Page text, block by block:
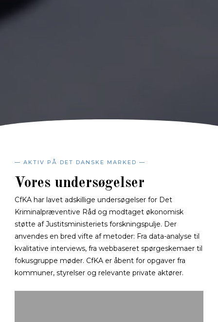
— AKTIV PÅ DET DANSKE MARKED —
Vores undersøgelser
CfKA har lavet adskillige undersøgelser for Det
Kriminalpræventive Råd og modtaget økonomisk
støtte af Justitsministeriets forskningspulje. Der
anvendes en bred vifte af metoder: Fra data-analyse til
kvalitative interviews, fra webbaseret spørgeskemaer til
fokusgruppe møder. CfKA er åbent for opgaver fra
kommuner, styrelser og relevante private aktører.